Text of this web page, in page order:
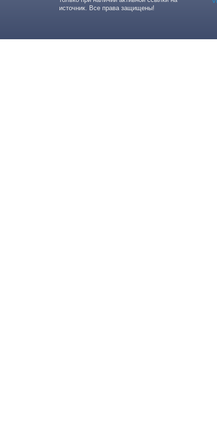
источник. Все права защищены!